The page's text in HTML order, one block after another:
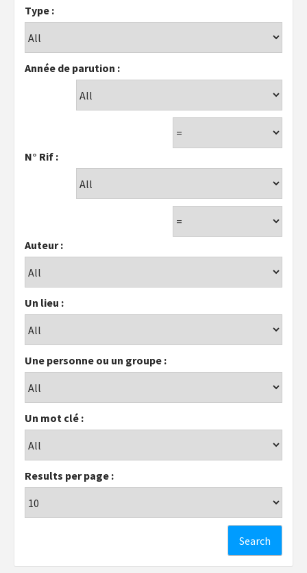
Type :
Année de parution :
N° Rif :
Auteur :
Un lieu :
Une personne ou un groupe :
Un mot clé :
Results per page :